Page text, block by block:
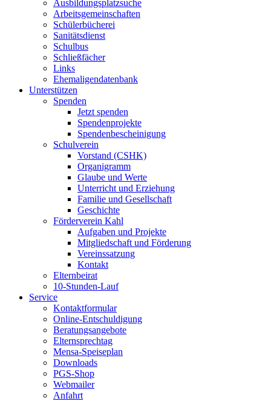
Ausbildungsplatzsuche
Arbeitsgemeinschaften
Schülerbücherei
Sanitätsdienst
Schulbus
Schließfächer
Links
Ehemaligendatenbank
Unterstützen
Spenden
Jetzt spenden
Spendenprojekte
Spendenbescheinigung
Schulverein
Vorstand (CSHK)
Organigramm
Glaube und Werte
Unterricht und Erziehung
Familie und Gesellschaft
Geschichte
Förderverein Kahl
Aufgaben und Projekte
Mitgliedschaft und Förderung
Vereinssatzung
Kontakt
Elternbeirat
10-Stunden-Lauf
Service
Kontaktformular
Online-Entschuldigung
Beratungsangebote
Elternsprechtag
Mensa-Speiseplan
Downloads
PGS-Shop
Webmailer
Anfahrt